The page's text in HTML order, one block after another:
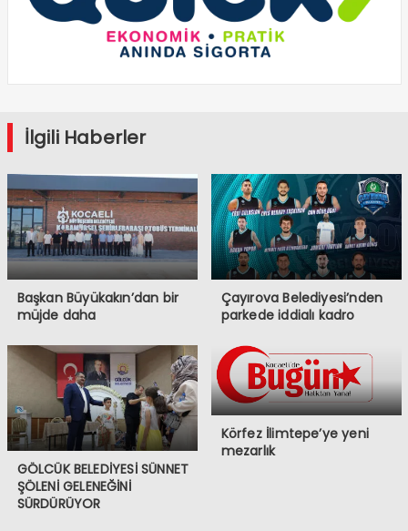
İlgili Haberler
Başkan Büyükakın’dan bir
müjde daha
Çayırova Belediyesi’nden
parkede iddialı kadro
GÖLCÜK BELEDİYESİ SÜNNET
ŞÖLENİ GELENEĞİNİ
SÜRDÜRÜYOR
Körfez İlimtepe’ye yeni
mezarlık